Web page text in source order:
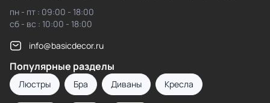
пн - пт : 09:00 - 18:00
сб - вс : 10:00 - 18:00
info@basicdecor.ru
Популярные разделы
Люстры Бра Диваны Кресла